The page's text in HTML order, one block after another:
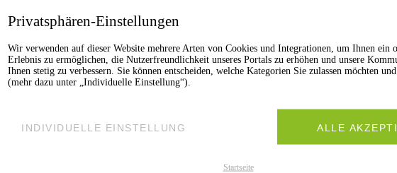
Privatsphären-Einstellungen
Wir verwenden auf dieser Website mehrere Arten von Cookies und Integrationen, um Ihnen ein
Erlebnis zu ermöglichen, die Nutzerfreundlichkeit unseres Portals zu erhöhen und unsere
Ihnen stetig zu verbessern. Sie können entscheiden, welche Kategorien Sie zulassen möchten
(mehr dazu unter „Individuelle Einstellung“).
INDIVIDUELLE EINSTELLUNG ALLE
Startseite